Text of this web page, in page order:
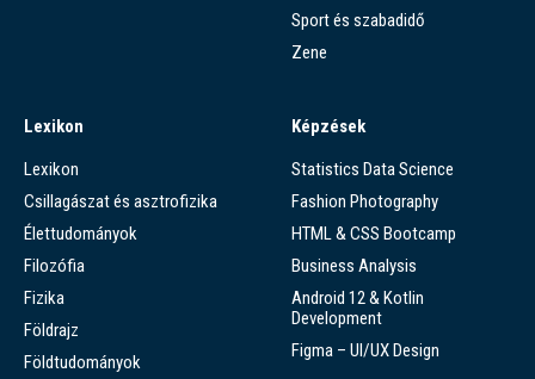
Sport és szabadidő
Zene
Lexikon
Lexikon
Csillagászat és asztrofizika
Élettudományok
Filozófia
Fizika
Földrajz
Földtudományok
Képzések
Statistics Data Science
Fashion Photography
HTML & CSS Bootcamp
Business Analysis
Android 12 & Kotlin
Development
Figma – UI/UX Design